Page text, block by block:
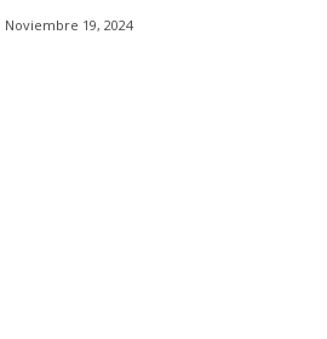
Noviembre 19, 2024